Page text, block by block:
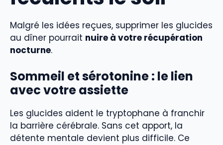
Malgré les idées reçues, supprimer les glucides
au dîner pourrait nuire à votre récupération
nocturne.
Sommeil et sérotonine : le lien
avec votre assiette
Les glucides aident le tryptophane à franchir
la barrière cérébrale. Sans cet apport, la
détente mentale devient plus difficile. Ce